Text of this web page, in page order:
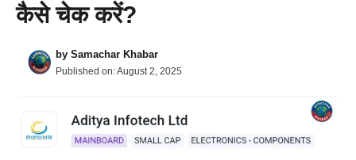
कैसे चेक करें?
by Samachar Khabar
Published on:August 2, 2025